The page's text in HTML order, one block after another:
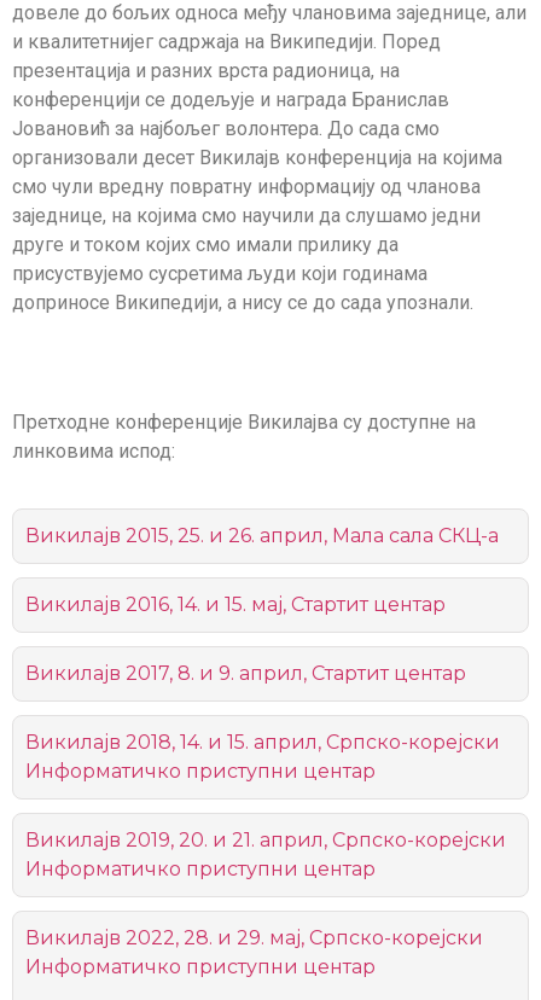
довеле до бољих односа међу члановима заједнице, али
и квалитетнијег садржаја на Википедији. Поред
презентација и разних врста радионица, на
конференцији се додељује и награда Бранислав
Јовановић за најбољег волонтера. До сада смо
организовали десет Викилајв конференција на којима
смо чули вредну повратну информацију од чланова
заједнице, на којима смо научили да слушамо једни
друге и током којих смо имали прилику да
присуствујемо сусретима људи који годинама
доприносе Википедији, а нису се до сада упознали.
Претходне конференције Викилајва су доступне на
линковима испод:
Викилајв 2015, 25. и 26. април, Мала сала СКЦ-а
Викилајв 2016, 14. и 15. мај, Стартит центар
Викилајв 2017, 8. и 9. април, Стартит центар
Викилајв 2018, 14. и 15. април, Српско-корејски
Информатичко приступни центар
Викилајв 2019, 20. и 21. април, Српско-корејски
Информатичко приступни центар
Викилајв 2022, 28. и 29. мај, Српско-корејски
Информатичко приступни центар